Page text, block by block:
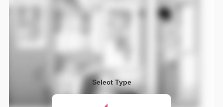
Select Type